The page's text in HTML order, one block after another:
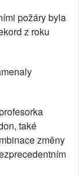
požáry byla
z roku
také
změny